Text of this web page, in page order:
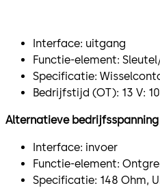
Interface: uitgang
Functie-element:
Specificatie:
Bedrijfstijd (OT): 13 V:
Alternatieve
Interface: invoer
Functie-element:
Specificatie: 148 Ohm,